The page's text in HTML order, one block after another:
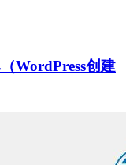
WordPress创建